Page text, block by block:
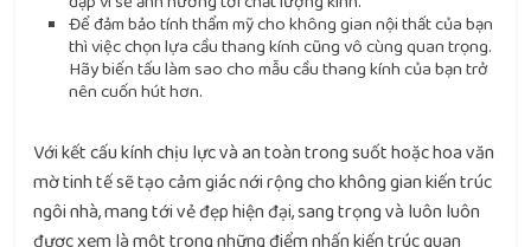
Để đảm bảo tính thẩm mỹ cho không gian nội thất của bạn
thì việc chọn lựa cầu thang kính cũng vô cùng quan trọng.
Hãy biến tấu làm sao cho mẫu cầu thang kính của bạn trở
nên cuốn hút hơn.
Với kết cấu kính chịu lực và an toàn trong suốt hoặc hoa văn
mờ tinh tế sẽ tạo cảm giác nới rộng cho không gian kiến trúc
ngôi nhà, mang tới vẻ đẹp hiện đại, sang trọng và luôn luôn